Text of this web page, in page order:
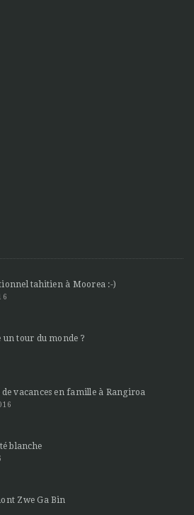
tahitien à Moorea :-)
tour du monde ?
de vacances en famille à Rangiroa
blanche
Zwe Ga Bin